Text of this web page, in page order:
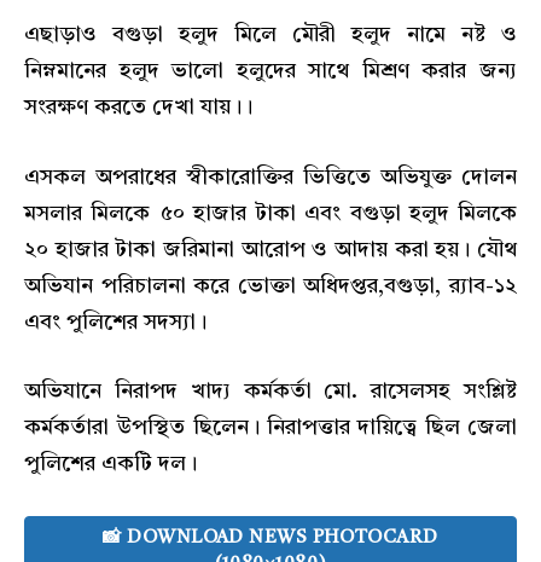
এছাড়াও বগুড়া হলুদ মিলে মৌরী হলুদ নামে নষ্ট ও
নিম্নমানের হলুদ ভালো হলুদের সাথে মিশ্রণ করার জন্য
সংরক্ষণ করতে দেখা যায়।।
এসকল অপরাধের স্বীকারোক্তির ভিত্তিতে অভিযুক্ত দোলন
মসলার মিলকে ৫০ হাজার টাকা এবং বগুড়া হলুদ মিলকে
২০ হাজার টাকা জরিমানা আরোপ ও আদায় করা হয়। যৌথ
অভিযান পরিচালনা করে ভোক্তা অধিদপ্তর,বগুড়া, র‌্যাব-১২
এবং পুলিশের সদস্যা।
অভিযানে নিরাপদ খাদ্য কর্মকর্তা মো. রাসেলসহ সংশ্লিষ্ট
কর্মকর্তারা উপস্থিত ছিলেন। নিরাপত্তার দায়িত্বে ছিল জেলা
পুলিশের একটি দল।
📸 DOWNLOAD NEWS PHOTOCARD